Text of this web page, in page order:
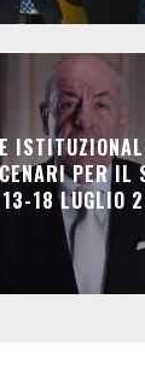
PER IL
18 LUGLIO